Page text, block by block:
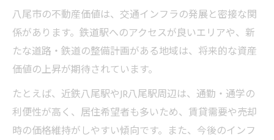
八尾市の不動産価値は、交通インフラの発展と密接な関
係があります。鉄道駅へのアクセスが良いエリアや、新
たな道路・鉄道の整備計画がある地域は、将来的な資産
価値の上昇が期待されています。
たとえば、近鉄八尾駅やJR八尾駅周辺は、通勤・通学の
利便性が高く、居住希望者も多いため、賃貸需要や売却
時の価格維持がしやすい傾向です。また、今後のインフ